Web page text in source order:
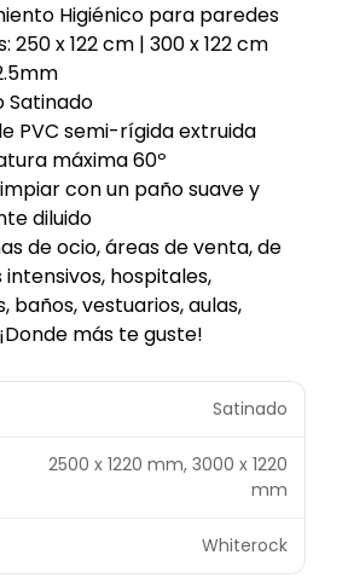
Higiénico para paredes
250 x 122 cm | 300 x 122 cm
Satinado
PVC semi-rígida extruida
máxima 60º
con un paño suave y
diluido
de ocio, áreas de venta, de
intensivos, hospitales,
baños, vestuarios, aulas,
más te guste!
Satinado
2500 x 1220 mm, 3000 x 1220
mm
Whiterock